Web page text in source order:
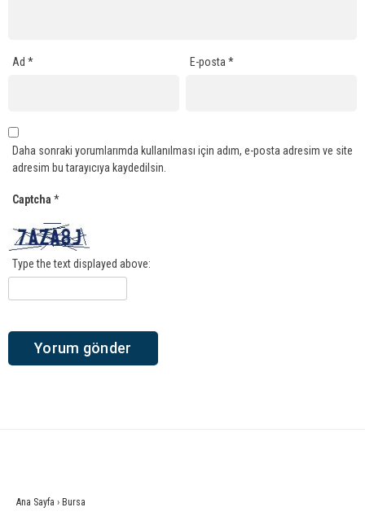
Ad * E-posta*
Daha sonraki yorumlarımda kullanılması için adım, e-posta adresim ve site
adresim bu tarayıcıya kaydedilsin.
Captcha *
Type the text displayed above:
Ana Sayfa › Bursa